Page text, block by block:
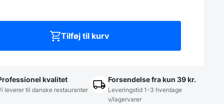
Tilføj til kurv
kvalitet
leverer til danske restauranter
Forsendelse fra kun 39 kr.
Leveringstid 1-3 hverdage
v/lagervarer